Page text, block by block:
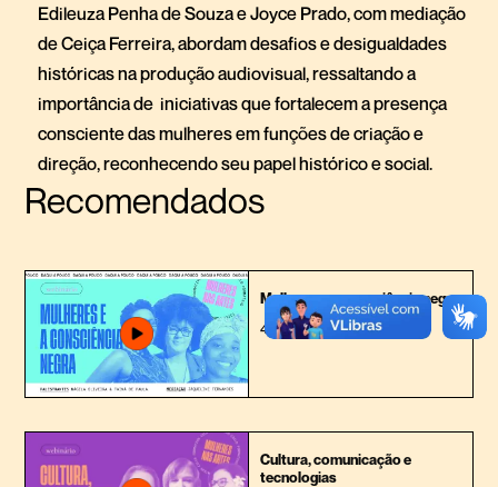
Edileuza Penha de Souza e Joyce Prado, com mediação
de Ceiça Ferreira, abordam desafios e desigualdades
históricas na produção audiovisual, ressaltando a
importância de iniciativas que fortalecem a presença
consciente das mulheres em funções de criação e
direção, reconhecendo seu papel histórico e social.
Recomendados
Mulheres e a consciência negra
45min
Cultura, comunicação e
tecnologias